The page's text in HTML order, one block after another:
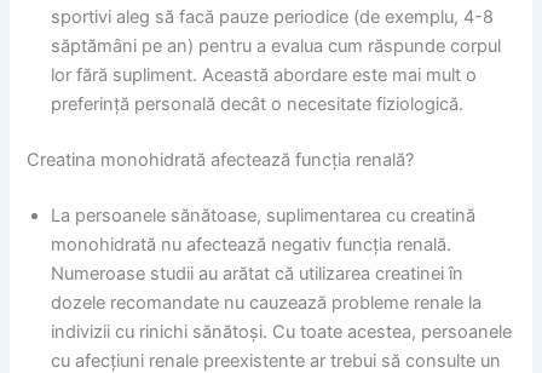
sportivi aleg să facă pauze periodice (de exemplu, 4-8
săptămâni pe an) pentru a evalua cum răspunde corpul
lor fără supliment. Această abordare este mai mult o
preferință personală decât o necesitate fiziologică.
Creatina monohidrată afectează funcția renală?
La persoanele sănătoase, suplimentarea cu creatină
monohidrată nu afectează negativ funcția renală.
Numeroase studii au arătat că utilizarea creatinei în
dozele recomandate nu cauzează probleme renale la
indivizii cu rinichi sănătoși. Cu toate acestea, persoanele
cu afecțiuni renale preexistente ar trebui să consulte un